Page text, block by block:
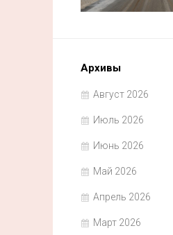
Архивы
Август 2026
Июль 2026
Июнь 2026
Май 2026
Апрель 2026
Март 2026